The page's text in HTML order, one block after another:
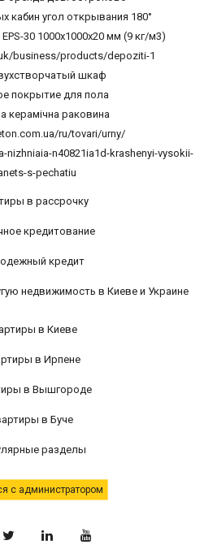
кабин угол открывания 180°
30 1000х1000х20 мм (9 кг/м3)
business/products/depoziti-1
шкаф
покрытие для пола
керамічна раковина
ru/tovari/urny/
n40821ia1d-krashenyi-vysokii-
s-pechatiu
в рассрочку
кредитование
кредит
недвижимость в Киеве и Украине
в Киеве
в Ирпене
в Вышгороде
в Буче
разделы
с администратором